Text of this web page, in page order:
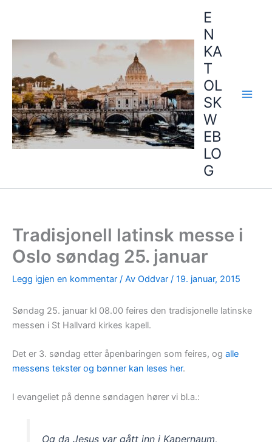
E
N
KA
T
OL
SK
W
EB
LO
G
Tradisjonell latinsk messe i
Oslo søndag 25. januar
Legg igjen en kommentar / Av Oddvar / 19. januar, 2015
Søndag 25. januar kl 08.00 feires den tradisjonelle latinske
messen i St Hallvard kirkes kapell.
Det er 3. søndag etter åpenbaringen som feires, og alle
messens tekster og bønner kan leses her.
I evangeliet på denne søndagen hører vi bl.a.:
Og da Jesus var gått inn i Kapernaum,